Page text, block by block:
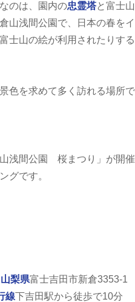
のは、園内の忠霊塔と富士
山浅間公園で、日本の春を
士山の絵が利用されたりす
色を求めて多く訪れる場所
浅間公園 桜まつり」が開
グです。
山梨県富士吉田市新倉3353-1
線下吉田駅から徒歩で10分